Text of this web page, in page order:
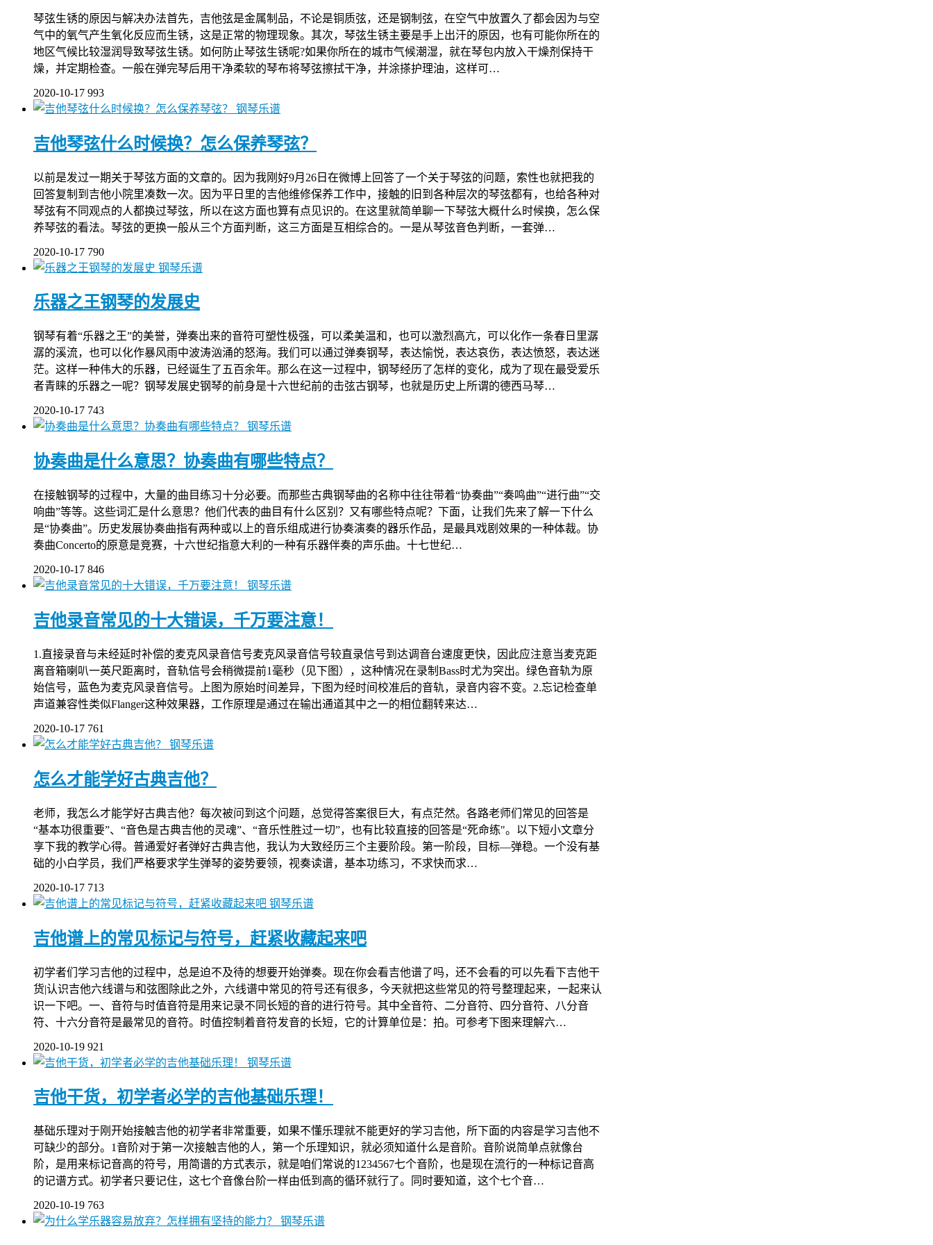
琴弦生锈的原因与解决办法首先，吉他弦是金属制品，不论是铜质弦，还是钢制弦，在空气中放置久了都会因为与空
气中的氧气产生氧化反应而生锈，这是正常的物理现象。其次，琴弦生锈主要是手上出汗的原因，也有可能你所在的
地区气候比较湿润导致琴弦生锈。如何防止琴弦生锈呢?如果你所在的城市气候潮湿，就在琴包内放入干燥剂保持干
燥，并定期检查。一般在弹完琴后用干净柔软的琴布将琴弦擦拭干净，并涂搽护理油，这样可…
2020-10-17 993
钢琴乐谱
吉他琴弦什么时候换？怎么保养琴弦？
以前是发过一期关于琴弦方面的文章的。因为我刚好9月26日在微博上回答了一个关于琴弦的问题，索性也就把我的
回答复制到吉他小院里凑数一次。因为平日里的吉他维修保养工作中，接触的旧到各种层次的琴弦都有，也给各种对
琴弦有不同观点的人都换过琴弦，所以在这方面也算有点见识的。在这里就简单聊一下琴弦大概什么时候换，怎么保
养琴弦的看法。琴弦的更换一般从三个方面判断，这三方面是互相综合的。一是从琴弦音色判断，一套弹…
2020-10-17 790
钢琴乐谱
乐器之王钢琴的发展史
钢琴有着“乐器之王”的美誉，弹奏出来的音符可塑性极强，可以柔美温和，也可以激烈高亢，可以化作一条春日里潺
潺的溪流，也可以化作暴风雨中波涛汹涌的怒海。我们可以通过弹奏钢琴，表达愉悦，表达哀伤，表达愤怒，表达迷
茫。这样一种伟大的乐器，已经诞生了五百余年。那么在这一过程中，钢琴经历了怎样的变化，成为了现在最受爱乐
者青睐的乐器之一呢？钢琴发展史钢琴的前身是十六世纪前的击弦古钢琴，也就是历史上所谓的德西马琴…
2020-10-17 743
钢琴乐谱
协奏曲是什么意思？协奏曲有哪些特点？
在接触钢琴的过程中，大量的曲目练习十分必要。而那些古典钢琴曲的名称中往往带着“协奏曲”“奏鸣曲”“进行曲”“交
响曲”等等。这些词汇是什么意思？他们代表的曲目有什么区别？又有哪些特点呢？下面，让我们先来了解一下什么
是“协奏曲”。历史发展协奏曲指有两种或以上的音乐组成进行协奏演奏的器乐作品，是最具戏剧效果的一种体裁。协
奏曲Concerto的原意是竞赛，十六世纪指意大利的一种有乐器伴奏的声乐曲。十七世纪…
2020-10-17 846
钢琴乐谱
吉他录音常见的十大错误，千万要注意！
1.直接录音与未经延时补偿的麦克风录音信号麦克风录音信号较直录信号到达调音台速度更快，因此应注意当麦克距
离音箱喇叭一英尺距离时，音轨信号会稍微提前1毫秒（见下图），这种情况在录制Bass时尤为突出。绿色音轨为原
始信号，蓝色为麦克风录音信号。上图为原始时间差异，下图为经时间校准后的音轨，录音内容不变。2.忘记检查单
声道兼容性类似Flanger这种效果器，工作原理是通过在输出通道其中之一的相位翻转来达…
2020-10-17 761
钢琴乐谱
怎么才能学好古典吉他？
老师，我怎么才能学好古典吉他？每次被问到这个问题，总觉得答案很巨大，有点茫然。各路老师们常见的回答是
“基本功很重要”、“音色是古典吉他的灵魂”、“音乐性胜过一切”，也有比较直接的回答是“死命练"。以下短小文章分
享下我的教学心得。普通爱好者弹好古典吉他，我认为大致经历三个主要阶段。第一阶段，目标—弹稳。一个没有基
础的小白学员，我们严格要求学生弹琴的姿势要领，视奏读谱，基本功练习，不求快而求…
2020-10-17 713
钢琴乐谱
吉他谱上的常见标记与符号，赶紧收藏起来吧
初学者们学习吉他的过程中，总是迫不及待的想要开始弹奏。现在你会看吉他谱了吗，还不会看的可以先看下吉他干
货|认识吉他六线谱与和弦图除此之外，六线谱中常见的符号还有很多，今天就把这些常见的符号整理起来，一起来认
识一下吧。一、音符与时值音符是用来记录不同长短的音的进行符号。其中全音符、二分音符、四分音符、八分音
符、十六分音符是最常见的音符。时值控制着音符发音的长短，它的计算单位是：拍。可参考下图来理解六…
2020-10-19 921
钢琴乐谱
吉他干货，初学者必学的吉他基础乐理！
基础乐理对于刚开始接触吉他的初学者非常重要，如果不懂乐理就不能更好的学习吉他，所下面的内容是学习吉他不
可缺少的部分。1音阶对于第一次接触吉他的人，第一个乐理知识，就必须知道什么是音阶。音阶说简单点就像台
阶，是用来标记音高的符号，用简谱的方式表示，就是咱们常说的1234567七个音阶，也是现在流行的一种标记音高
的记谱方式。初学者只要记住，这七个音像台阶一样由低到高的循环就行了。同时要知道，这个七个音…
2020-10-19 763
钢琴乐谱